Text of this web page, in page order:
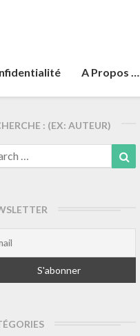
A Propos …
: (EX: AUTEUR)